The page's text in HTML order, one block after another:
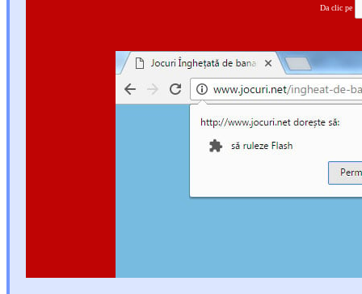
Da clic pe